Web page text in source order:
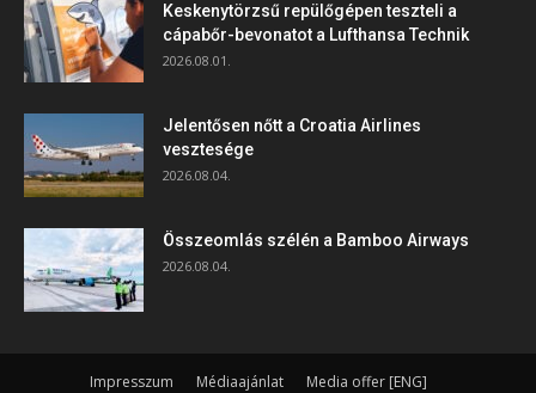
Keskenytörzsű repülőgépen teszteli a
cápabőr-bevonatot a Lufthansa Technik
2026.08.01.
Jelentősen nőtt a Croatia Airlines
vesztesége
2026.08.04.
Összeomlás szélén a Bamboo Airways
2026.08.04.
Impresszum Médiaajánlat Media offer [ENG]